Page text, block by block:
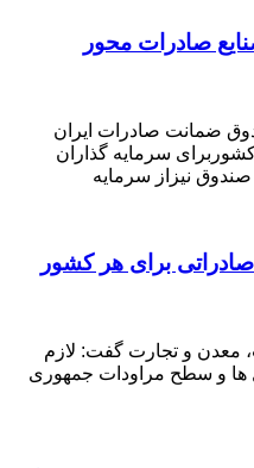
صادرات محور
ضمانت صادرات ایران
سرمایه گذاران
نیزاز سرمایه
برای هر کشور
معدن و تجارت گفت: لازم
ها و سطح مراودات جمهوری